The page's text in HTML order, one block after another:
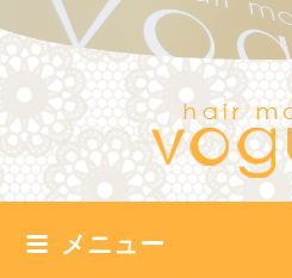
ン
テ
ツ
へ
ス
キ
メニュー